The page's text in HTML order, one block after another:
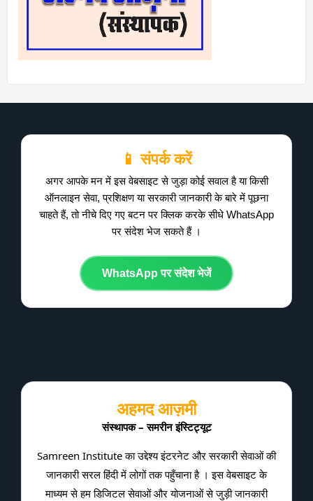
📱 संपर्क करें
अगर आपके मन में इस वेबसाइट से जुड़ा कोई सवाल है या किसी
ऑनलाइन सेवा, प्रशिक्षण या सरकारी जानकारी के बारे में पूछना
चाहते हैं, तो नीचे दिए गए बटन पर क्लिक करके सीधे WhatsApp
पर संदेश भेज सकते हैं ।
WhatsApp पर संदेश भेजें
अहमद आज़मी
संस्थापक – समरीन इंस्टिट्यूट
Samreen Institute का उद्देश्य इंटरनेट और सरकारी सेवाओं की
जानकारी सरल हिंदी में लोगों तक पहुँचाना है । इस वेबसाइट के
माध्यम से हम डिजिटल सेवाओं और योजनाओं से जुड़ी जानकारी